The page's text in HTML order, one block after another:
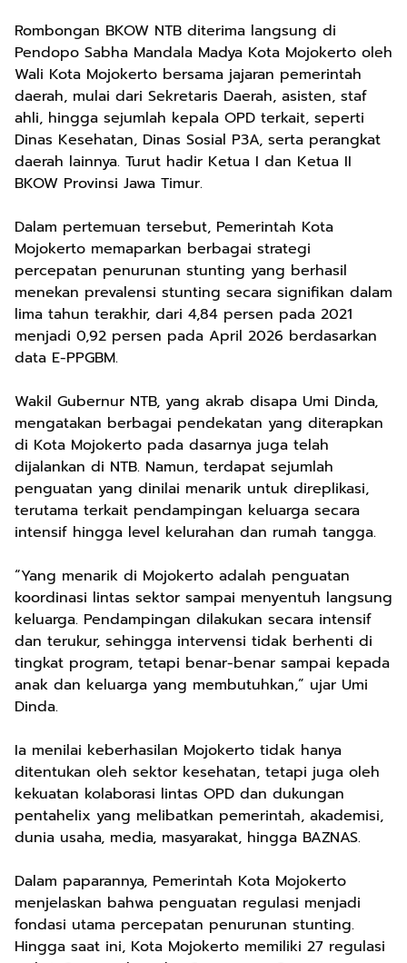
Rombongan BKOW NTB diterima langsung di
Pendopo Sabha Mandala Madya Kota Mojokerto oleh
Wali Kota Mojokerto bersama jajaran pemerintah
daerah, mulai dari Sekretaris Daerah, asisten, staf
ahli, hingga sejumlah kepala OPD terkait, seperti
Dinas Kesehatan, Dinas Sosial P3A, serta perangkat
daerah lainnya. Turut hadir Ketua I dan Ketua II
BKOW Provinsi Jawa Timur.
Dalam pertemuan tersebut, Pemerintah Kota
Mojokerto memaparkan berbagai strategi
percepatan penurunan stunting yang berhasil
menekan prevalensi stunting secara signifikan dalam
lima tahun terakhir, dari 4,84 persen pada 2021
menjadi 0,92 persen pada April 2026 berdasarkan
data E-PPGBM.
Wakil Gubernur NTB, yang akrab disapa Umi Dinda,
mengatakan berbagai pendekatan yang diterapkan
di Kota Mojokerto pada dasarnya juga telah
dijalankan di NTB. Namun, terdapat sejumlah
penguatan yang dinilai menarik untuk direplikasi,
terutama terkait pendampingan keluarga secara
intensif hingga level kelurahan dan rumah tangga.
“Yang menarik di Mojokerto adalah penguatan
koordinasi lintas sektor sampai menyentuh langsung
keluarga. Pendampingan dilakukan secara intensif
dan terukur, sehingga intervensi tidak berhenti di
tingkat program, tetapi benar-benar sampai kepada
anak dan keluarga yang membutuhkan,” ujar Umi
Dinda.
Ia menilai keberhasilan Mojokerto tidak hanya
ditentukan oleh sektor kesehatan, tetapi juga oleh
kekuatan kolaborasi lintas OPD dan dukungan
pentahelix yang melibatkan pemerintah, akademisi,
dunia usaha, media, masyarakat, hingga BAZNAS.
Dalam paparannya, Pemerintah Kota Mojokerto
menjelaskan bahwa penguatan regulasi menjadi
fondasi utama percepatan penurunan stunting.
Hingga saat ini, Kota Mojokerto memiliki 27 regulasi